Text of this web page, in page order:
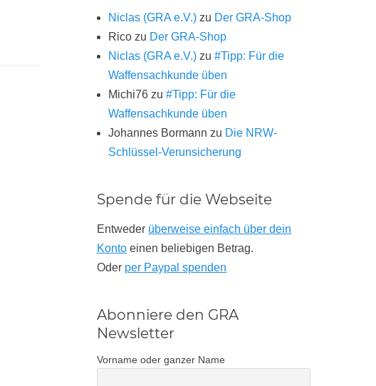
Niclas (GRA e.V.) zu Der GRA-Shop
Rico zu Der GRA-Shop
Niclas (GRA e.V.) zu #Tipp: Für die
Waffensachkunde üben
Michi76 zu #Tipp: Für die
Waffensachkunde üben
Johannes Bormann zu Die NRW-
Schlüssel-Verunsicherung
Spende für die Webseite
Entweder überweise einfach über dein
Konto einen beliebigen Betrag.
Oder per Paypal spenden
Abonniere den GRA
Newsletter
Vorname oder ganzer Name